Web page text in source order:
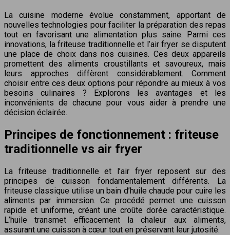
La cuisine moderne évolue constamment, apportant de
nouvelles technologies pour faciliter la préparation des repas
tout en favorisant une alimentation plus saine. Parmi ces
innovations, la friteuse traditionnelle et l’air fryer se disputent
une place de choix dans nos cuisines. Ces deux appareils
promettent des aliments croustillants et savoureux, mais
leurs approches diffèrent considérablement. Comment
choisir entre ces deux options pour répondre au mieux à vos
besoins culinaires ? Explorons les avantages et les
inconvénients de chacune pour vous aider à prendre une
décision éclairée.
Principes de fonctionnement : friteuse
traditionnelle vs air fryer
La friteuse traditionnelle et l’air fryer reposent sur des
principes de cuisson fondamentalement différents. La
friteuse classique utilise un bain d’huile chaude pour cuire les
aliments par immersion. Ce procédé permet une cuisson
rapide et uniforme, créant une croûte dorée caractéristique.
L’huile transmet efficacement la chaleur aux aliments,
assurant une cuisson à cœur tout en préservant leur jutosité.